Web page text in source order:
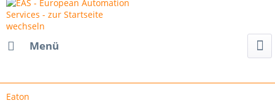
Menü
Eaton